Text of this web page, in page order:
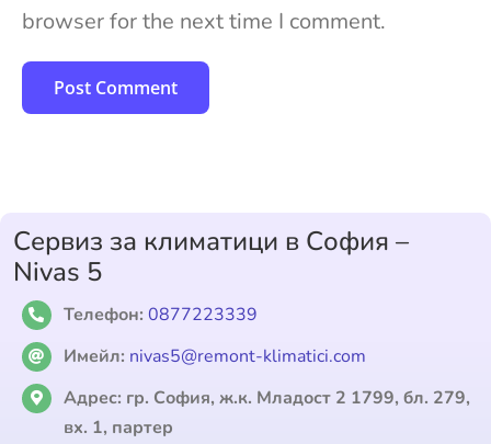
browser for the next time I comment.
Сервиз за климатици в София –
Nivas 5
Телефон: 0877223339
Имейл: nivas5@remont-klimatici.com
Адрес: гр. София, ж.к. Младост 2 1799, бл. 279,
вх. 1, партер